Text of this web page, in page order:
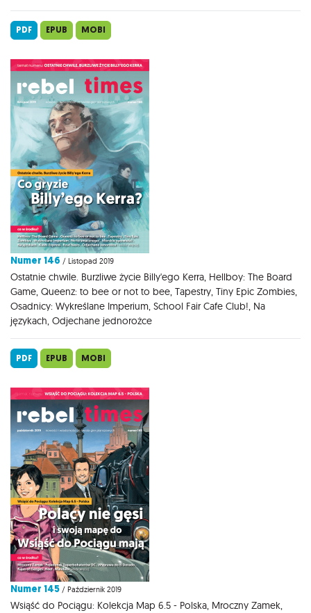
PDF EPUB MOBI
Numer 146 / Listopad 2019
Ostatnie chwile. Burzliwe życie Billy'ego Kerra, Hellboy: The Board
Game, Queenz: to bee or not to bee, Tapestry, Tiny Epic Zombies,
Osadnicy: Wykreślane Imperium, School Fair Cafe Club!, Na
językach, Odjechane jednorożce
PDF EPUB MOBI
Numer 145 / Październik 2019
Wsiąść do Pociągu: Kolekcja Map 6.5 - Polska, Mroczny Zamek,